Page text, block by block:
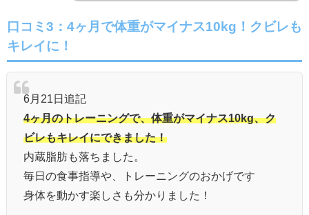
口コミ3：4ヶ月で体重がマイナス10kg！クビレも
キレイに！
6月21日追記
4ヶ月のトレーニングで、体重がマイナス10kg、ク
ビレもキレイにできました！
内蔵脂肪も落ちました。
毎日の食事指導や、トレーニングのおかげです
身体を動かす楽しさも分かりました！